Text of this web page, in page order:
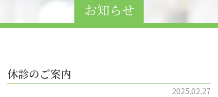
お知らせ
休診のご案内
2025.02.27